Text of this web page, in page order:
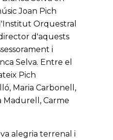
Joan Pich
Orquestral
d'aquests
i
Selva. Entre el
Pich
Maria Carbonell,
Madurell, Carme
alegria terrenal i